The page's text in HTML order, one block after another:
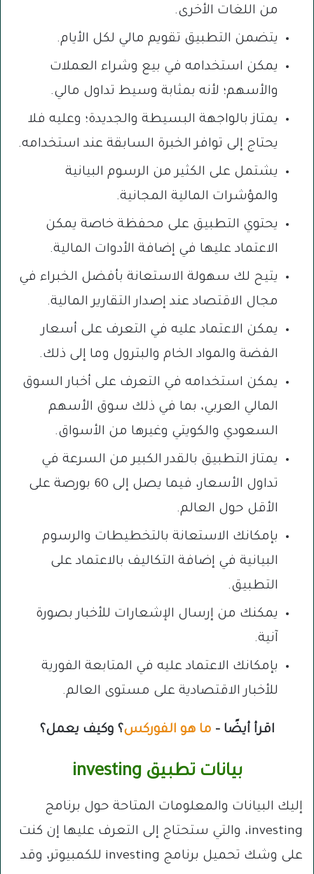
من اللغات الأخرى.
يتضمن التطبيق تقويم مالي لكل الأيام.
يمكن استخدامه في بيع وشراء العملات
والأسهم؛ لأنه بمثابة وسيط تداول مالي.
يمتاز بالواجهة البسيطة والجديدة؛ وعليه فلا
يحتاج إلى توافر الخبرة السابقة عند استخدامه.
يشتمل على الكثير من الرسوم البيانية
والمؤشرات المالية المجانية.
يحتوي التطبيق على محفظة خاصة يمكن
الاعتماد عليها في إضافة الأدوات المالية.
يتيح لك سهولة الاستعانة بأفضل الخبراء في
مجال الاقتصاد عند إصدار التقارير المالية.
يمكن الاعتماد عليه في التعرف على أسعار
الفضة والمواد الخام والبترول وما إلى ذلك.
يمكن استخدامه في التعرف على أخبار السوق
المالي العربي، بما في ذلك سوق الأسهم
السعودي والكويتي وغيرها من الأسواق.
يمتاز التطبيق بالقدر الكبير من السرعة في
تداول الأسعار، فيما يصل إلى 60 بورصة على
الأقل حول العالم.
بإمكانك الاستعانة بالتخطيطات والرسوم
البيانية في إضافة التكاليف بالاعتماد على
التطبيق.
يمكنك من إرسال الإشعارات للأخبار بصورة
آنية.
بإمكانك الاعتماد عليه في المتابعة الفورية
للأخبار الاقتصادية على مستوى العالم.
اقرأ أيضًا – ما هو الفوركس؟ وكيف يعمل؟
بيانات تطبيق investing
إليك البيانات والمعلومات المتاحة حول برنامج
investing، والتي ستحتاج إلى التعرف عليها إن كنت
على وشك تحميل برنامج investing للكمبيوتر، وقد